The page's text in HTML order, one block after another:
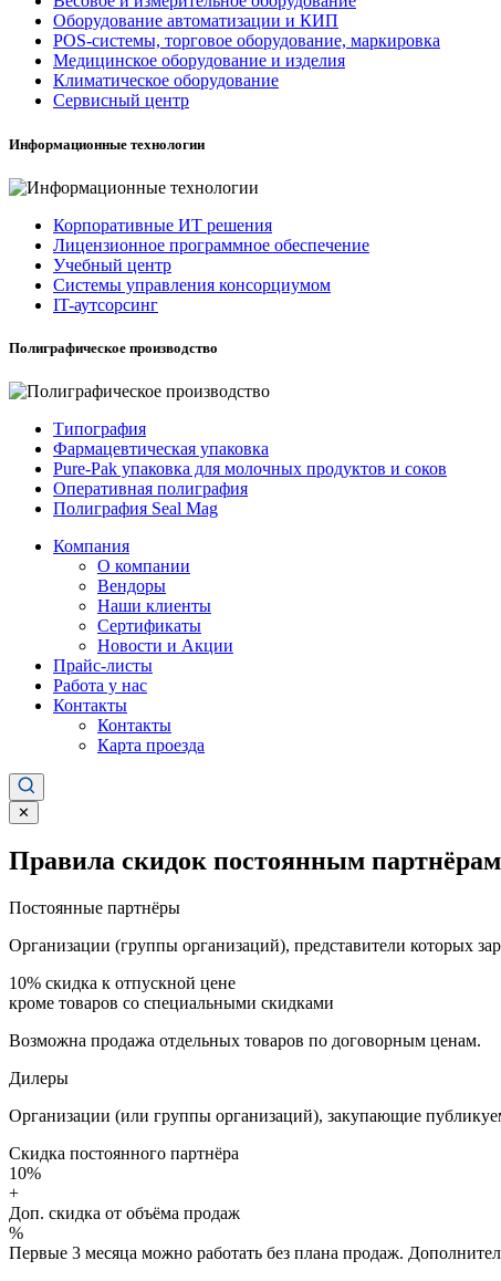
Оборудование автоматизации и КИП
POS-системы, торговое оборудование, маркировка
Медицинское оборудование и изделия
Климатическое оборудование
Сервисный центр
Информационные технологии
Корпоративные ИТ решения
Лицензионное программное обеспечение
Учебный центр
Системы управления консорциумом
IT-аутсорсинг
Полиграфическое производство
Типография
Фармацевтическая упаковка
Pure-Pak упаковка для молочных продуктов и соков
Оперативная полиграфия
Полиграфия Seal Mag
Компания
О компании
Вендоры
Наши клиенты
Сертификаты
Новости и Акции
Прайс-листы
Работа у нас
Контакты
Контакты
Карта проезда
✕
Правила скидок постоянным
Постоянные партнёры
Организации (группы организаций), представители которых
10% скидка к отпускной цене
кроме товаров со специальными скидками
Возможна продажа отдельных товаров по договорным ценам.
Дилеры
Организации (или группы организаций), закупающие
Скидка постоянного партнёра
10%
+
Доп. скидка от объёма продаж
%
Первые 3 месяца можно работать без плана продаж.